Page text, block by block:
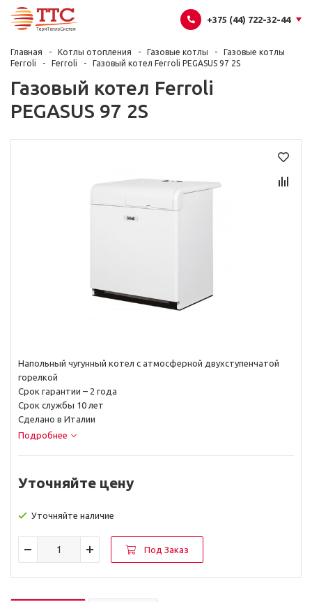
+375 (44) 722-32-44
Главная Котлы отопления Газовые котлы
Газовые котлы
Ferroli
Ferroli Газовый котел Ferroli PEGASUS 97 2S
Газовый котел Ferroli
PEGASUS 97 2S
Напольный чугунный котел с атмосферной двухступенчатой
горелкой
Срок гарантии – 2 года
Срок службы 10 лет
Сделано в Италии
Подробнее
Уточняйте цену
Уточняйте наличие
Под Заказ